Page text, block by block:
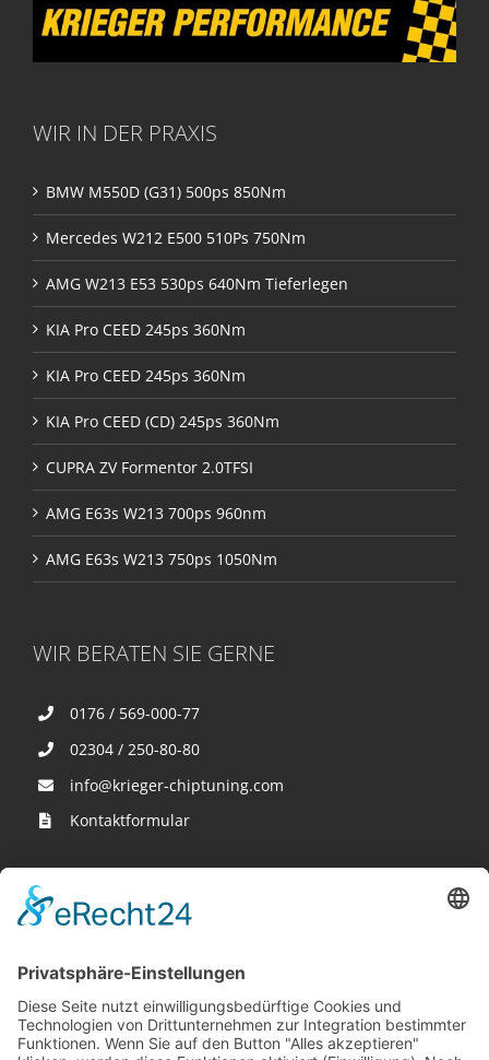
WIR IN DER PRAXIS
BMW M550D (G31) 500ps 850Nm
Mercedes W212 E500 510Ps 750Nm
AMG W213 E53 530ps 640Nm Tieferlegen
KIA Pro CEED 245ps 360Nm
KIA Pro CEED 245ps 360Nm
KIA Pro CEED (CD) 245ps 360Nm
CUPRA ZV Formentor 2.0TFSI
AMG E63s W213 700ps 960nm
AMG E63s W213 750ps 1050Nm
WIR BERATEN SIE GERNE
0176 / 569-000-77
02304 / 250-80-80
info@krieger-chiptuning.com
Kontaktformular
Wir sind hier
Krieger-Performance
Binnerheide 10
58239 Schwerte